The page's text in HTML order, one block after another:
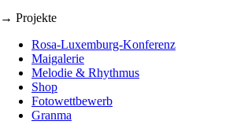
→ Projekte
Rosa-Luxemburg-Konferenz
Maigalerie
Melodie & Rhythmus
Shop
Fotowettbewerb
Granma